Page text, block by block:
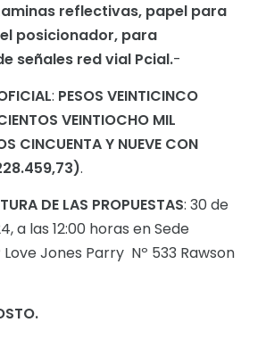
reflectivas, papel para
posicionador, para
señales red vial Pcial.-
: PESOS VEINTICINCO
VEINTIOCHO MIL
CINCUENTA Y NUEVE CON
.
DE LAS PROPUESTAS: 30 de
a las 12:00 horas en Sede
Jones Parry Nº 533 Rawson